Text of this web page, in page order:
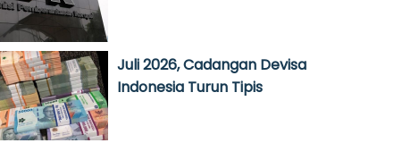
Juli 2026, Cadangan Devisa
Indonesia Turun Tipis